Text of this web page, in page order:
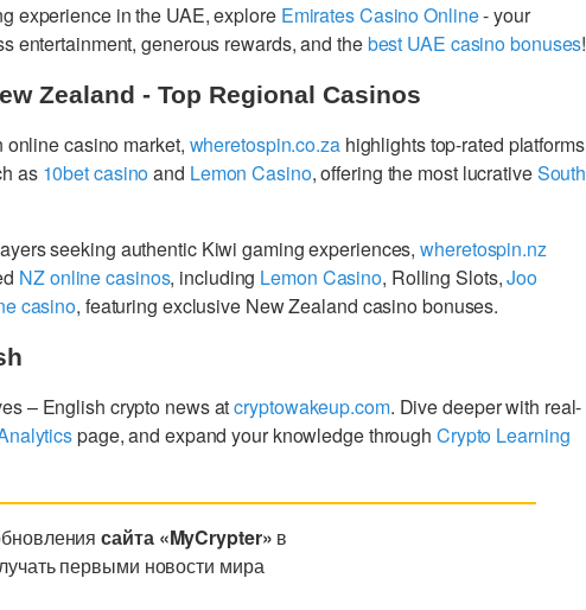
experience in the UAE, explore Emirates Casino Online- your
entertainment, generous rewards, and thebest UAE casino bonuses!
Zealand - Top Regional Casinos
online casino market, wheretospin.co.zahighlights top-rated platforms
as 10bet casinoand Lemon Casino, offering the most lucrativeSouth
seeking authentic Kiwi gaming experiences,wheretospin.nz
NZ online casinos, including Lemon Casino, Rolling Slots,Joo
casino, featuring exclusive New Zealand casino bonuses.
– English crypto news atcryptowakeup.com. Dive deeper with real-
page, and expand your knowledge through Crypto Learning
сайта «MyCrypter» в
первыми новости мира